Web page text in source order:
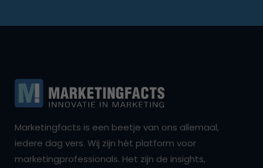
Marketingfacts is een beetje van ons allemaal,
iedere dag vers. Wij zijn hét platform voor
marketingprofessionals. Het zijn de insights,